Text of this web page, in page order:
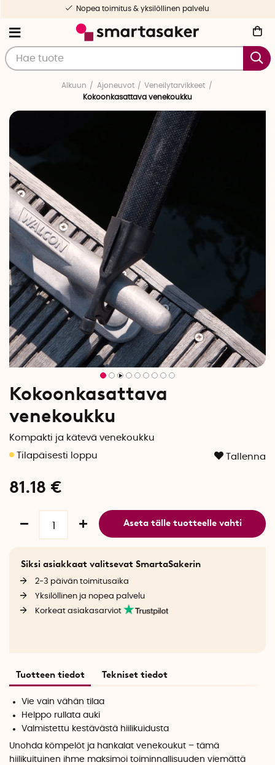
Nopea toimitus & yksilöllinen palvelu
Alkuun Ajoneuvot
Veneilytarvikkeet
Kokoonkasattava venekoukku
Kokoonkasattava
venekoukku
Kompakti ja kätevä venekoukku
Tallenna
81.18 €
Aseta tälle tuotteelle vahti
Siksi asiakkaat valitsevat SmartaSakerin
2-3 päivän toimitusaika
Yksilöllinen ja nopea palvelu
Korkeat asiakasarviot
Tuotteen tiedot Tekniset tiedot
Vie vain vähän tilaa
Helppo rullata auki
Valmistettu kestävästä hiilikuidusta
Unohda kömpelöt ja hankalat venekoukut – tämä
hiilikuituinen ihme maksimoi toiminnallisuuden viemättä